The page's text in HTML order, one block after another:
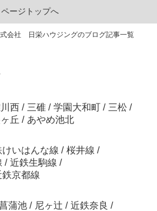
ページトップへ
会社 日栄ハウジングのブログ記事一覧
西 / 三碓 / 学園大和町 / 三松 /
丘 / あやめ池北
けいはんな線 / 桜井線 /
/ 近鉄生駒線 /
鉄京都線
蒲池 / 尼ヶ辻 / 近鉄奈良 /